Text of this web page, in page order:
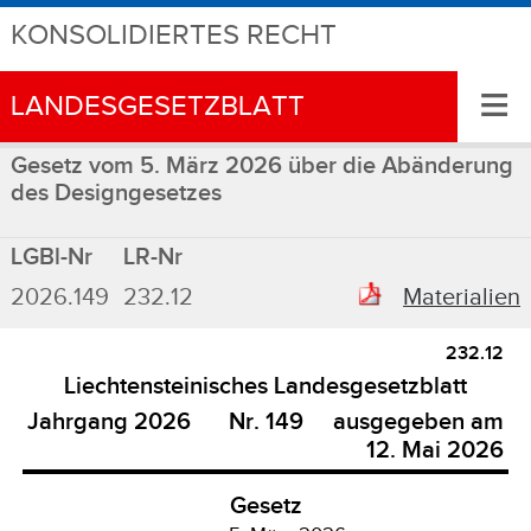
KONSOLIDIERTES RECHT
LANDESGESETZBLATT ≡
Gesetz vom 5. März 2026 über die Abänderung
des Designgesetzes
LGBl-Nr
LR-Nr
2026.149 232.12 Materialien